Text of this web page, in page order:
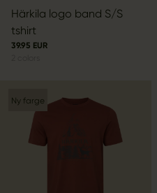
Härkila logo band S/S
tshirt
39.95 EUR
Ny farge